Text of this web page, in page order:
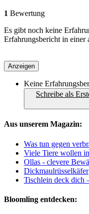
1 Bewertung
Es gibt noch keine
Erfahrungsbericht in einer
Anzeigen
Keine
Schreibe als
Aus unserem Magazin:
Was tun gegen
Viele Tiere wollen
Ollas - clevere
Dickmaulrüsselkäfer
Tischlein deck dich
Bloomling entdecken: